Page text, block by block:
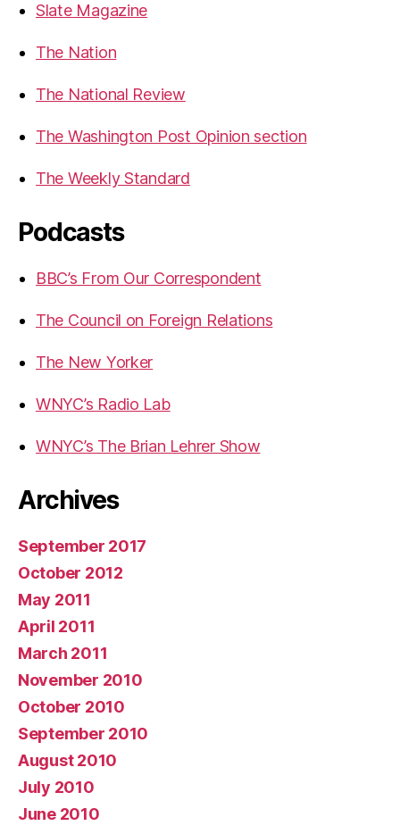
Slate Magazine
The Nation
The National Review
The Washington Post Opinion section
The Weekly Standard
Podcasts
BBC’s From Our Correspondent
The Council on Foreign Relations
The New Yorker
WNYC’s Radio Lab
WNYC’s The Brian Lehrer Show
Archives
September 2017
October 2012
May 2011
April 2011
March 2011
November 2010
October 2010
September 2010
August 2010
July 2010
June 2010